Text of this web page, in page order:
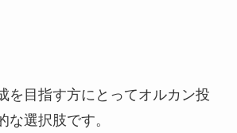
を目指す方にとってオルカン投
な選択肢です。